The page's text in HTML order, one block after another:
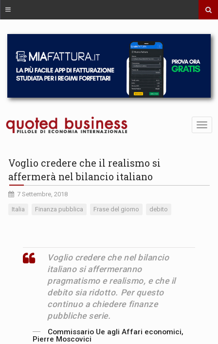
Voglio credere che il realismo si
affermerà nel bilancio italiano
7 Settembre, 2018
Italia Finanza pubblica Frase del giorno debito
Voglio credere che nel bilancio
italiano si affermeranno
pragmatismo e realismo, e che il
debito sia ridotto. Per questo
continuo a chiedere finanze
pubbliche serie.
Commissario Ue agli Affari economici,
Pierre Moscovici